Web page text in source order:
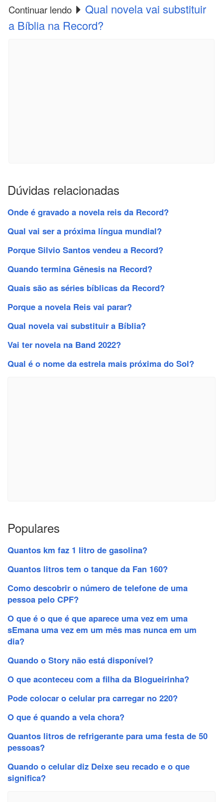
Continuar lendo
Qual novela vai substituir
a Bíblia na Record?
Dúvidas relacionadas
Onde é gravado a novela reis da Record?
Qual vai ser a próxima língua mundial?
Porque Silvio Santos vendeu a Record?
Quando termina Gênesis na Record?
Quais são as séries bíblicas da Record?
Porque a novela Reis vai parar?
Qual novela vai substituir a Bíblia?
Vai ter novela na Band 2022?
Qual é o nome da estrela mais próxima do Sol?
Populares
Quantos km faz 1 litro de gasolina?
Quantos litros tem o tanque da Fan 160?
Como descobrir o número de telefone de uma
pessoa pelo CPF?
O que é o que é que aparece uma vez em uma
sEmana uma vez em um mês mas nunca em um
dia?
Quando o Story não está disponível?
O que aconteceu com a filha da Blogueirinha?
Pode colocar o celular pra carregar no 220?
O que é quando a vela chora?
Quantos litros de refrigerante para uma festa de 50
pessoas?
Quando o celular diz Deixe seu recado e o que
significa?